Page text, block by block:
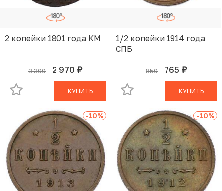
2 копейки 1801 года КМ
3 300 2 970 руб.
В КОРЗИНЕ
КУПИТЬ
1/2 копейки 1914 года
СПБ
850 765 руб.
В КОРЗИНЕ
КУПИТЬ
-10% -10%